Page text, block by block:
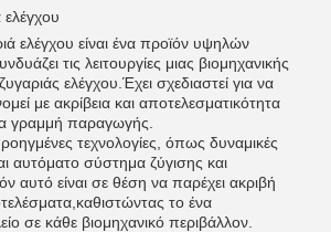
ελέγχου είναι ένα προϊόν υψηλών
τις λειτουργίες μιας βιομηχανικής
ελέγχου.Έχει σχεδιαστεί για να
με ακρίβεια και αποτελεσματικότητα
γραμμή παραγωγής.
τεχνολογίες, όπως δυναμικές
αυτόματο σύστημα ζύγισης και
αυτό είναι σε θέση να παρέχει ακριβή
το ένα
σε κάθε βιομηχανικό περιβάλλον.